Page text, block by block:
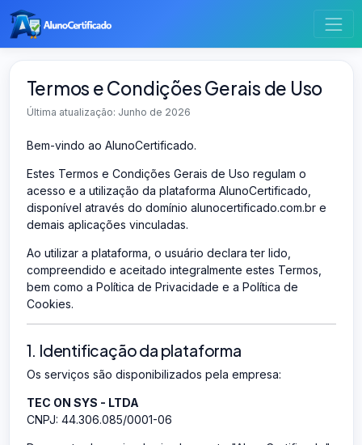
Termos e Condições Gerais de Uso
Última atualização: Junho de 2026
Bem-vindo ao AlunoCertificado.
Estes Termos e Condições Gerais de Uso regulam o
acesso e a utilização da plataforma AlunoCertificado,
disponível através do domínio alunocertificado.com.br e
demais aplicações vinculadas.
Ao utilizar a plataforma, o usuário declara ter lido,
compreendido e aceitado integralmente estes Termos,
bem como a Política de Privacidade e a Política de
Cookies.
1. Identificação da plataforma
Os serviços são disponibilizados pela empresa:
TEC ON SYS - LTDA
CNPJ: 44.306.085/0001-06